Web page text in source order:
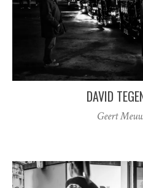
DAVID
Geert